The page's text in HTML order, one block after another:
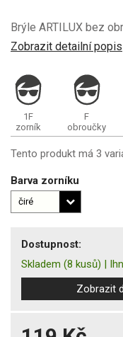
Brýle ARTILUX bez
Zobrazit detailní popis
1F
zorník
F
obroučky
Tento produkt má 3
Barva zorníku
Dostupnost:
Skladem (8 kusů) |
Zobrazit